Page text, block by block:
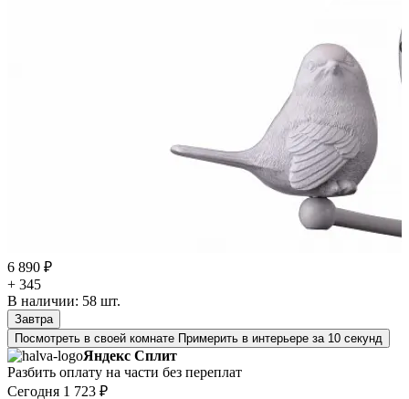
6 890 ₽
+ 345
В наличии: 58 шт.
Завтра
Посмотреть в своей комнате Примерить в интерьере за 10 секунд
Яндекс Сплит
Разбить оплату на части без переплат
Сегодня 1 723 ₽